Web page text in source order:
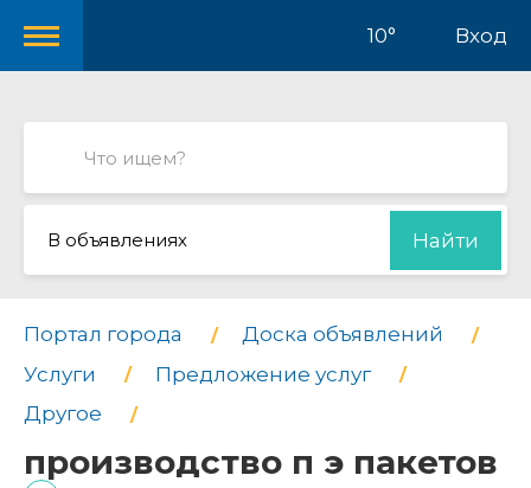
10° Вход
В объявлениях Найти
Портал города
Доска объявлений
Услуги
Предложение услуг
Другое
производство п э пакетов